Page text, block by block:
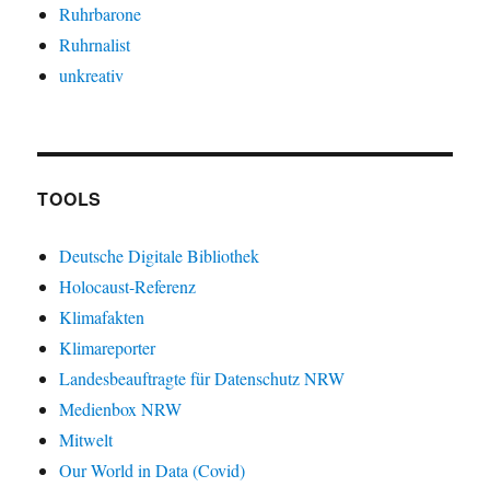
Ruhrbarone
Ruhrnalist
unkreativ
TOOLS
Deutsche Digitale Bibliothek
Holocaust-Referenz
Klimafakten
Klimareporter
Landesbeauftragte für Datenschutz NRW
Medienbox NRW
Mitwelt
Our World in Data (Covid)